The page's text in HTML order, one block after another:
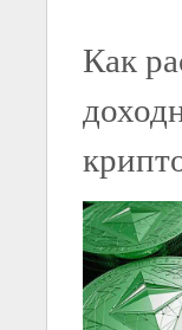
Как